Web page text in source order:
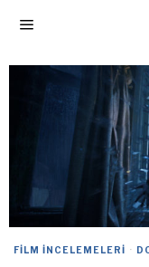
FILM İNCELEMELERI ·